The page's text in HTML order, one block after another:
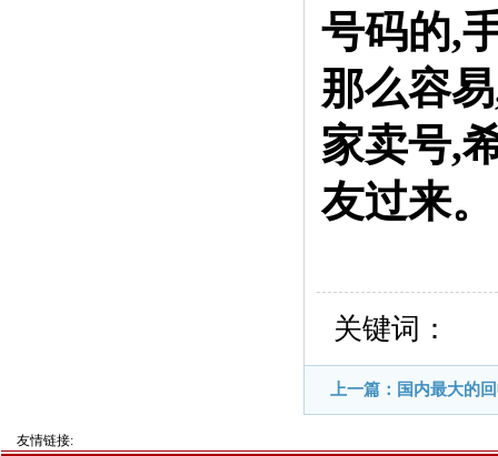
号码的,
那么容
家卖号,
友过来。
关键词：
上一篇：国内最大的
友情链接: